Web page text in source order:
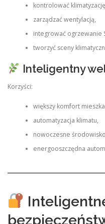
kontrolować
zarządzać wentylacją,
integrować ogrzewanie
tworzyć sceny
Inteligentny
Korzyści:
większy komfort
automatyzacja klimatu,
nowoczesne
energooszczędna